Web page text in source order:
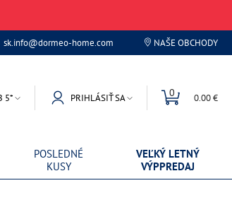
sk.info@dormeo-home.com NAŠE OBCHODY
5* PRIHLÁSIŤ SA 0 0.00 €
POSLEDNÉ
KUSY
VEĽKÝ LETNÝ
VÝPPREDAJ